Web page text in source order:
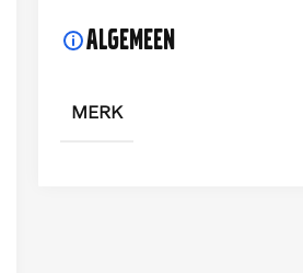
Algemeen
MERK